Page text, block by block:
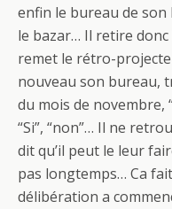
enfin le bureau de son
le bazar… Il retire
remet le rétro-
nouveau son bureau,
du mois de novembre,
“Si”, “non”… Il ne
dit qu’il peut le leur
pas longtemps… Ca
délibération a